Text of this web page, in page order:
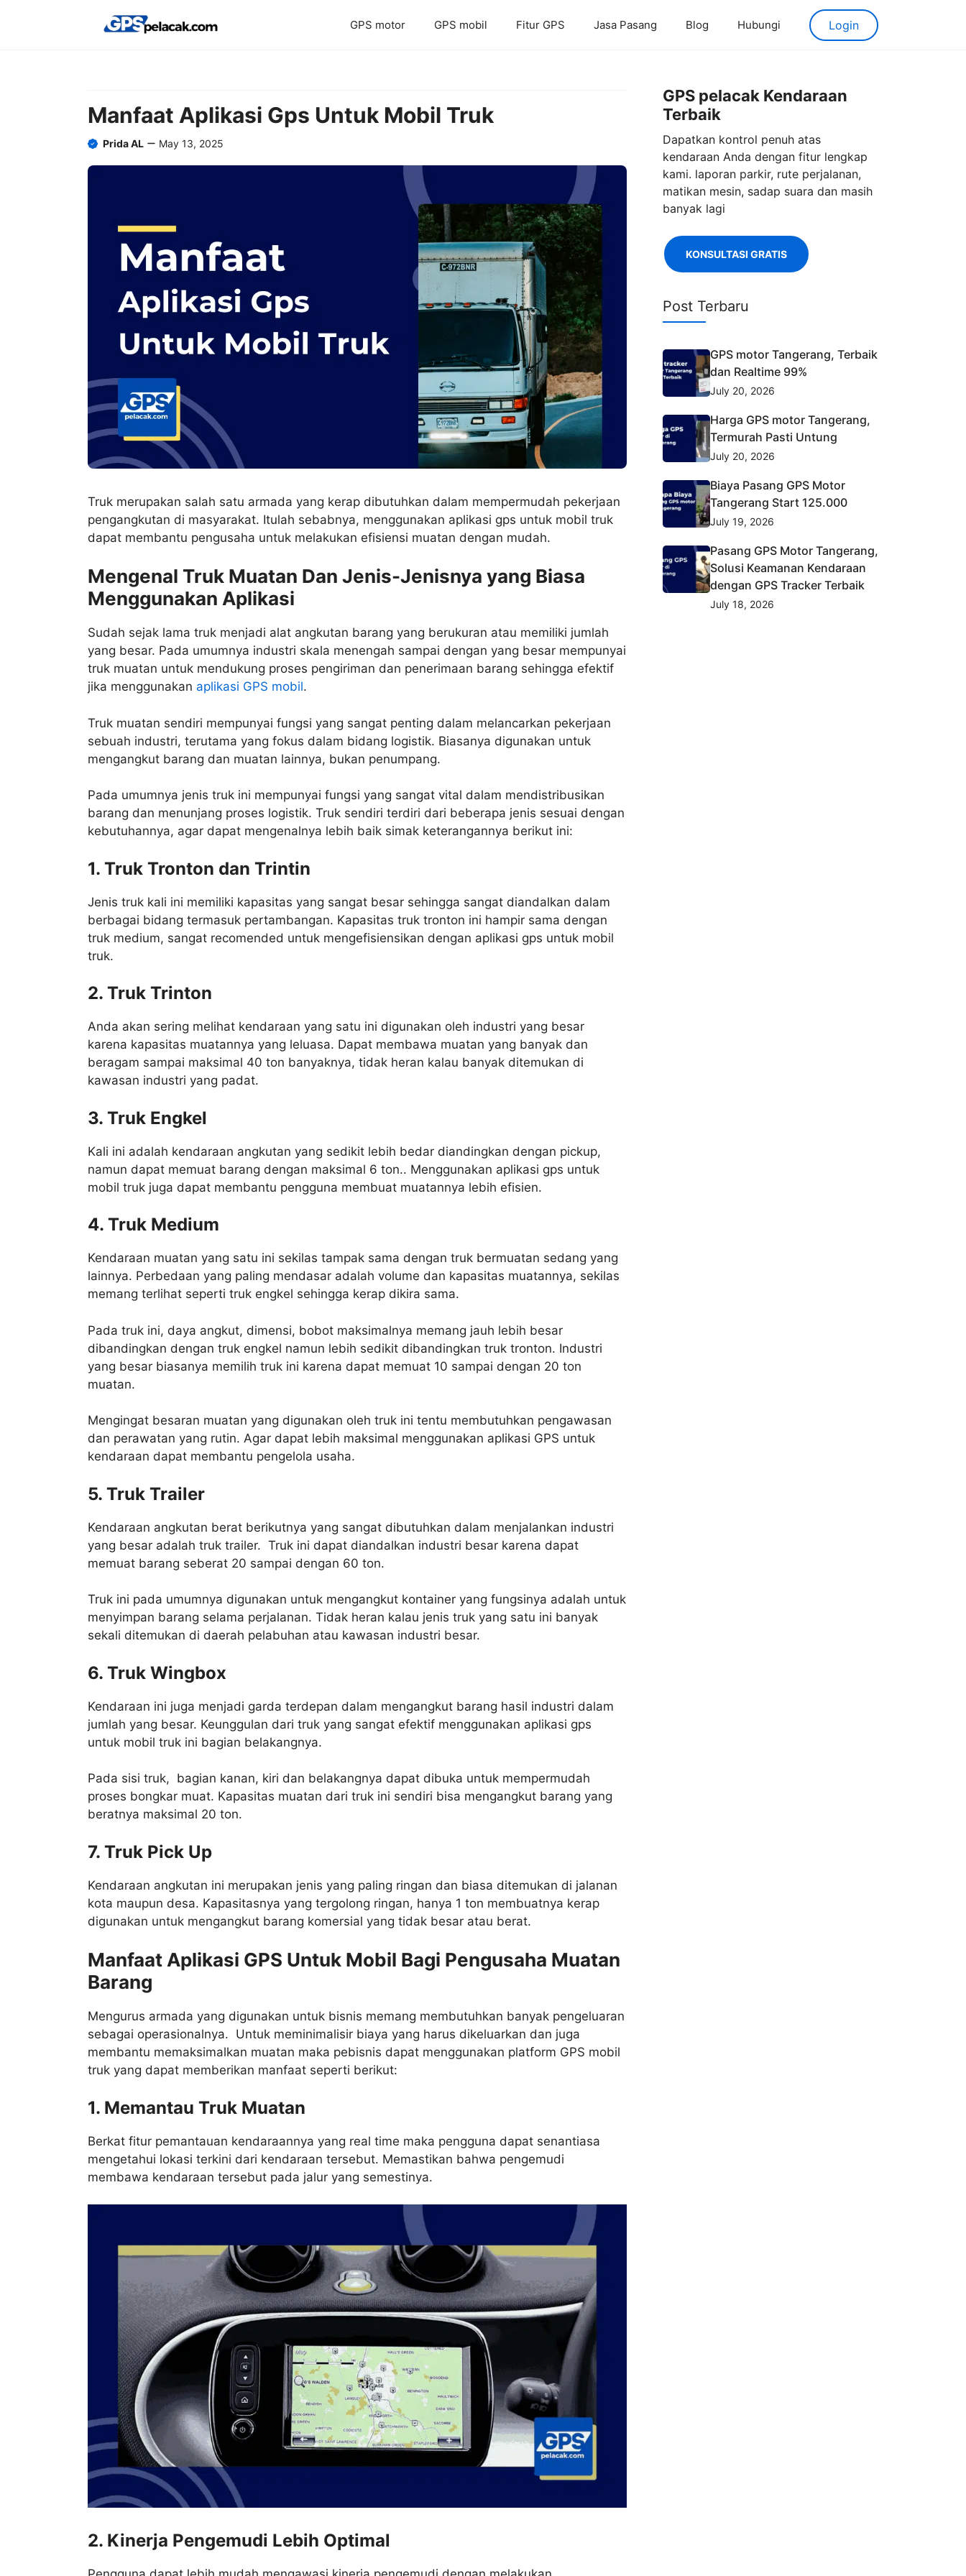
GPS motor GPS mobil Fitur GPS Jasa Pasang Blog Hubungi Login
Manfaat Aplikasi Gps Untuk Mobil Truk
Prida AL May 13, 2025
Truk merupakan salah satu armada yang kerap dibutuhkan dalam mempermudah pekerjaan
pengangkutan di masyarakat. Itulah sebabnya, menggunakan aplikasi gps untuk mobil truk
dapat membantu pengusaha untuk melakukan efisiensi muatan dengan mudah.
Mengenal Truk Muatan Dan Jenis-Jenisnya yang Biasa
Menggunakan Aplikasi
Sudah sejak lama truk menjadi alat angkutan barang yang berukuran atau memiliki jumlah
yang besar. Pada umumnya industri skala menengah sampai dengan yang besar mempunyai
truk muatan untuk mendukung proses pengiriman dan penerimaan barang sehingga efektif
jika menggunakan aplikasi GPS mobil.
Truk muatan sendiri mempunyai fungsi yang sangat penting dalam melancarkan pekerjaan
sebuah industri, terutama yang fokus dalam bidang logistik. Biasanya digunakan untuk
mengangkut barang dan muatan lainnya, bukan penumpang.
Pada umumnya jenis truk ini mempunyai fungsi yang sangat vital dalam mendistribusikan
barang dan menunjang proses logistik. Truk sendiri terdiri dari beberapa jenis sesuai dengan
kebutuhannya, agar dapat mengenalnya lebih baik simak keterangannya berikut ini:
1. Truk Tronton dan Trintin
Jenis truk kali ini memiliki kapasitas yang sangat besar sehingga sangat diandalkan dalam
berbagai bidang termasuk pertambangan. Kapasitas truk tronton ini hampir sama dengan
truk medium, sangat recomended untuk mengefisiensikan dengan aplikasi gps untuk mobil
truk.
2. Truk Trinton
Anda akan sering melihat kendaraan yang satu ini digunakan oleh industri yang besar
karena kapasitas muatannya yang leluasa. Dapat membawa muatan yang banyak dan
beragam sampai maksimal 40 ton banyaknya, tidak heran kalau banyak ditemukan di
kawasan industri yang padat.
3. Truk Engkel
Kali ini adalah kendaraan angkutan yang sedikit lebih bedar diandingkan dengan pickup,
namun dapat memuat barang dengan maksimal 6 ton.. Menggunakan aplikasi gps untuk
mobil truk juga dapat membantu pengguna membuat muatannya lebih efisien.
4. Truk Medium
Kendaraan muatan yang satu ini sekilas tampak sama dengan truk bermuatan sedang yang
lainnya. Perbedaan yang paling mendasar adalah volume dan kapasitas muatannya, sekilas
memang terlihat seperti truk engkel sehingga kerap dikira sama.
Pada truk ini, daya angkut, dimensi, bobot maksimalnya memang jauh lebih besar
dibandingkan dengan truk engkel namun lebih sedikit dibandingkan truk tronton. Industri
yang besar biasanya memilih truk ini karena dapat memuat 10 sampai dengan 20 ton
muatan.
Mengingat besaran muatan yang digunakan oleh truk ini tentu membutuhkan pengawasan
dan perawatan yang rutin. Agar dapat lebih maksimal menggunakan aplikasi GPS untuk
kendaraan dapat membantu pengelola usaha.
5. Truk Trailer
Kendaraan angkutan berat berikutnya yang sangat dibutuhkan dalam menjalankan industri
yang besar adalah truk trailer. Truk ini dapat diandalkan industri besar karena dapat
memuat barang seberat 20 sampai dengan 60 ton.
Truk ini pada umumnya digunakan untuk mengangkut kontainer yang fungsinya adalah untuk
menyimpan barang selama perjalanan. Tidak heran kalau jenis truk yang satu ini banyak
sekali ditemukan di daerah pelabuhan atau kawasan industri besar.
6. Truk Wingbox
Kendaraan ini juga menjadi garda terdepan dalam mengangkut barang hasil industri dalam
jumlah yang besar. Keunggulan dari truk yang sangat efektif menggunakan aplikasi gps
untuk mobil truk ini bagian belakangnya.
Pada sisi truk, bagian kanan, kiri dan belakangnya dapat dibuka untuk mempermudah
proses bongkar muat. Kapasitas muatan dari truk ini sendiri bisa mengangkut barang yang
beratnya maksimal 20 ton.
7. Truk Pick Up
Kendaraan angkutan ini merupakan jenis yang paling ringan dan biasa ditemukan di jalanan
kota maupun desa. Kapasitasnya yang tergolong ringan, hanya 1 ton membuatnya kerap
digunakan untuk mengangkut barang komersial yang tidak besar atau berat.
Manfaat Aplikasi GPS Untuk Mobil Bagi Pengusaha Muatan
Barang
Mengurus armada yang digunakan untuk bisnis memang membutuhkan banyak pengeluaran
sebagai operasionalnya. Untuk meminimalisir biaya yang harus dikeluarkan dan juga
membantu memaksimalkan muatan maka pebisnis dapat menggunakan platform GPS mobil
truk yang dapat memberikan manfaat seperti berikut:
1. Memantau Truk Muatan
Berkat fitur pemantauan kendaraannya yang real time maka pengguna dapat senantiasa
mengetahui lokasi terkini dari kendaraan tersebut. Memastikan bahwa pengemudi
membawa kendaraan tersebut pada jalur yang semestinya.
2. Kinerja Pengemudi Lebih Optimal
GPS pelacak Kendaraan
Terbaik
Dapatkan kontrol penuh atas
kendaraan Anda dengan fitur lengkap
kami. laporan parkir, rute perjalanan,
matikan mesin, sadap suara dan masih
banyak lagi
KONSULTASI GRATIS
Post Terbaru
GPS motor Tangerang, Terbaik
dan Realtime 99%
July 20, 2026
Harga GPS motor Tangerang,
Termurah Pasti Untung
July 20, 2026
Biaya Pasang GPS Motor
Tangerang Start 125.000
July 19, 2026
Pasang GPS Motor Tangerang,
Solusi Keamanan Kendaraan
dengan GPS Tracker Terbaik
July 18, 2026